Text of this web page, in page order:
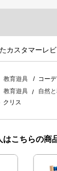
カスタマーレ
教育遊具
コー
教育遊具
自然
クリス
はこちらの商